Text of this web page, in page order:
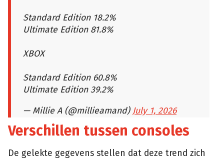
Standard Edition 18.2%
Ultimate Edition 81.8%
XBOX
Standard Edition 60.8%
Ultimate Edition 39.2%
— Millie A (@millieamand) July 1, 2026
Verschillen tussen consoles
De gelekte gegevens stellen dat deze trend zich